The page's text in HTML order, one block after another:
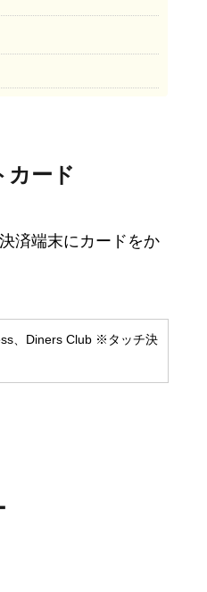
カード
済端末にカードをか
、Diners Club ※タッチ決